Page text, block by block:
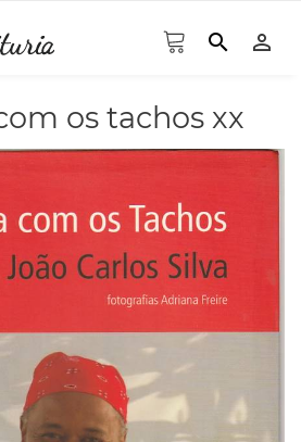
search person_outline
os tachos xx